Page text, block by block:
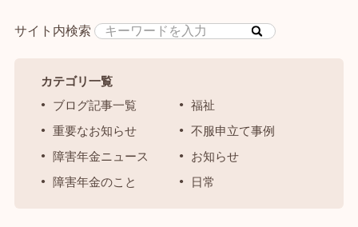
サイト内検索
カテゴリ一覧
ブログ記事一覧
福祉
重要なお知らせ
不服申立て事例
障害年金ニュース
お知らせ
障害年金のこと
日常